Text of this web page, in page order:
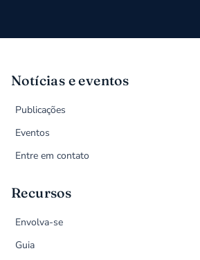
Notícias e eventos
Publicações
Eventos
Entre em contato
Recursos
Envolva-se
Guia